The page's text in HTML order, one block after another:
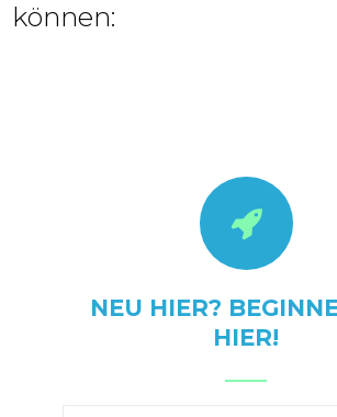
können:
NEU HIER?
HIER!